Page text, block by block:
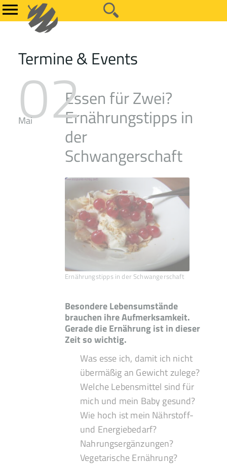
Termine & Events
Essen für Zwei?
Ernährungstipps in
der
Schwangerschaft
02
Mai
Ernährungstipps in der Schwangerschaft
Besondere Lebensumstände
brauchen ihre Aufmerksamkeit.
Gerade die Ernährung ist in dieser
Zeit so wichtig.
Was esse ich, damit ich nicht
übermäßig an Gewicht zulege?
Welche Lebensmittel sind für
mich und mein Baby gesund?
Wie hoch ist mein Nährstoff-
und Energiebedarf?
Nahrungsergänzungen?
Vegetarische Ernährung?